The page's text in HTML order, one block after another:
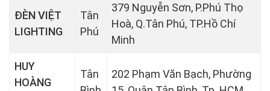
ĐÈN VIỆT
LIGHTING
Tân
Phú
379 Nguyễn Sơn, P.Phú Thọ
Hoà, Q.Tân Phú, TP.Hồ Chí
Minh
HUY
HOÀNG
Tân
202 Phạm Văn Bạch, Phường